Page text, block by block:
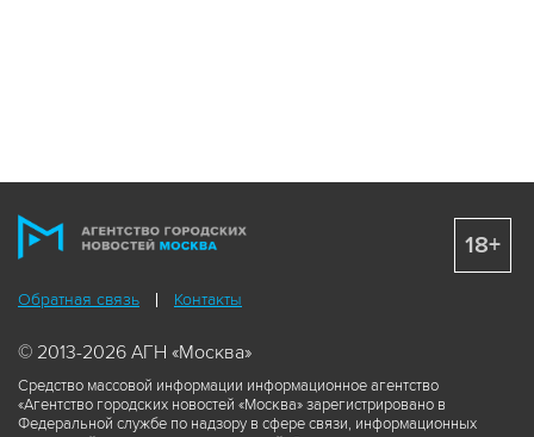
Обратная связь Контакты
© 2013-2026 АГН «Москва»
Средство массовой информации информационное агентство
«Агентство городских новостей «Москва» зарегистрировано в
Федеральной службе по надзору в сфере связи, информационных
18+